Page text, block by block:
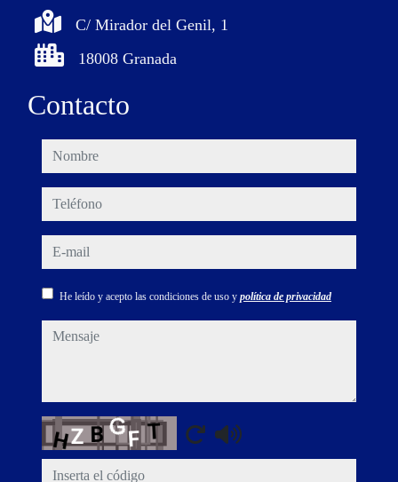
C/ Mirador del Genil, 1
18008 Granada
Contacto
nombre
teléfono
e-mail
He leído y acepto las condiciones de uso y política de privacidad
mensaje
Captcha